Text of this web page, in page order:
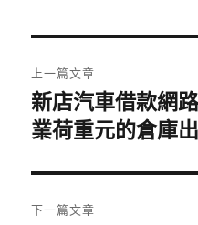
章
導
覽
上一篇文章
上
一
文
章:
新店汽車借款網
業荷重元的倉庫
下一篇文章